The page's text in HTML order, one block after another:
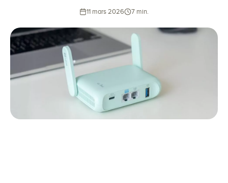
11 mars 2026 7 min.